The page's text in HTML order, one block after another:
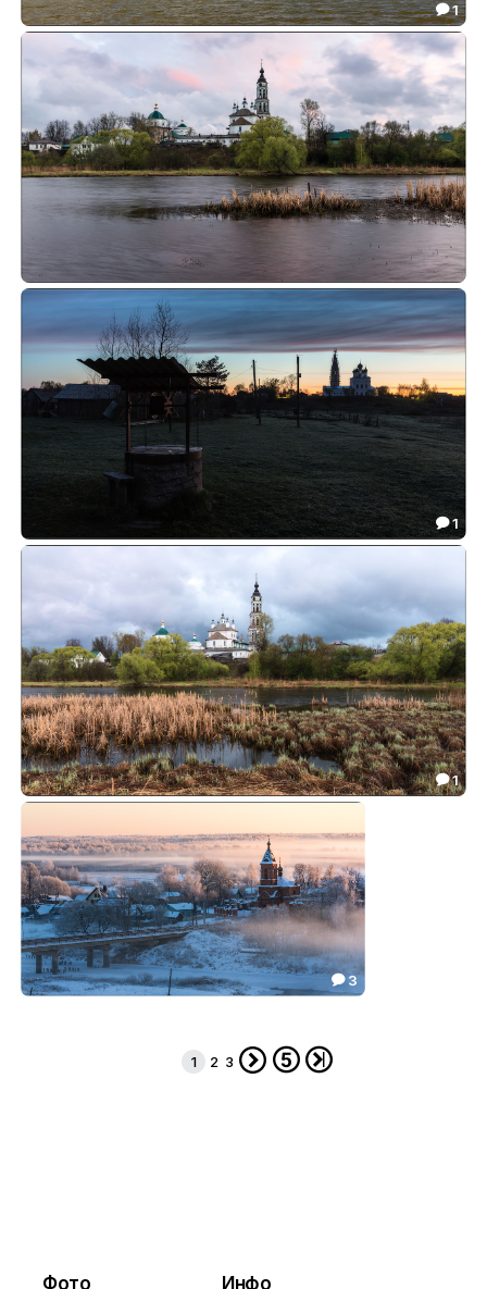
Монастырь на берегу
42.33
 1
Течёт река, бежит вода...
Колодец
 1
Река Ухтохма
 1
 3
1 2 3   
Фото Инфо